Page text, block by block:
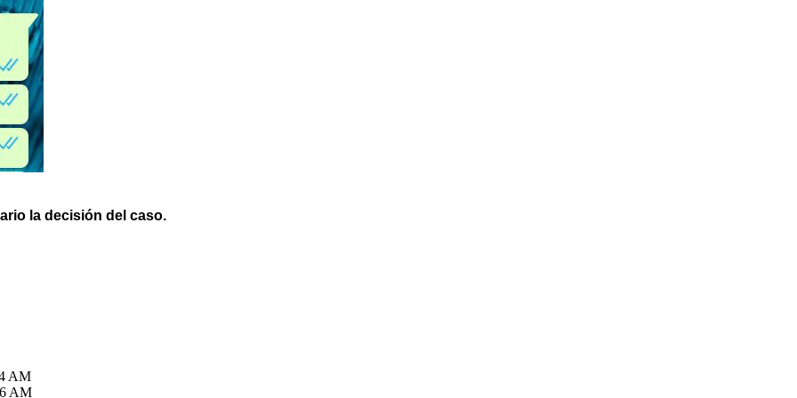
la decisión del caso.
AM
AM